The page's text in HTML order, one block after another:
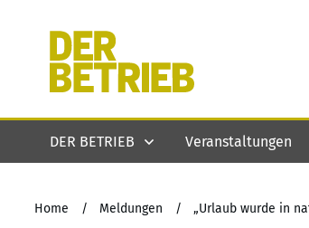
DER BETRIEB Veranstaltungen
Home / Meldungen / „Urlaub wurde in